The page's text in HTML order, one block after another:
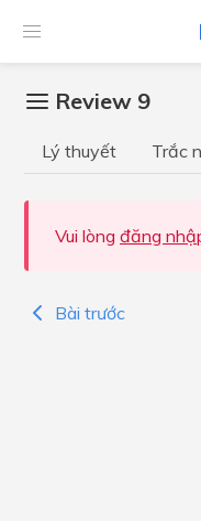
Review 9
Lý thuyết Trắc
Vui lòng đăng
Bài trước